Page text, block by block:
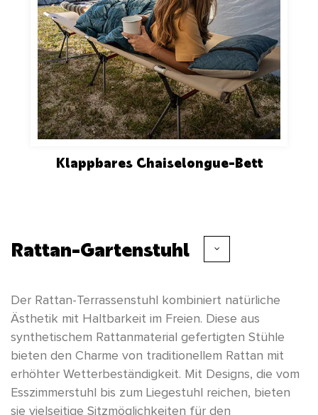
Klappbares Chaiselongue-Bett
Rattan-Gartenstuhl
Der Rattan-Terrassenstuhl kombiniert natürliche
Ästhetik mit Haltbarkeit im Freien. Diese aus
synthetischem Rattanmaterial gefertigten Stühle
bieten den Charme von traditionellem Rattan mit
erhöhter Wetterbeständigkeit. Mit Designs, die vom
Esszimmerstuhl bis zum Liegestuhl reichen, bieten
sie vielseitige Sitzmöglichkeiten für den